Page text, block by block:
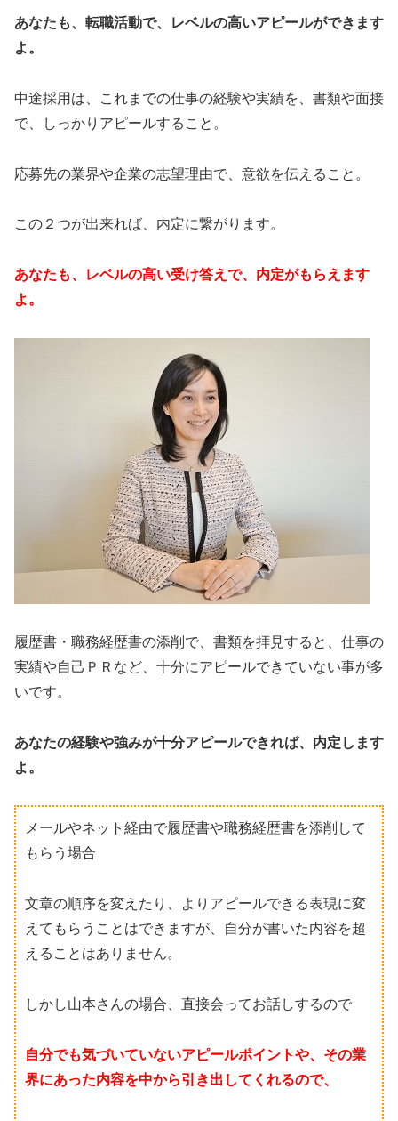
あなたも、転職活動で、レベルの高いアピールができます
よ。
中途採用は、これまでの仕事の経験や実績を、書類や面接
で、しっかりアピールすること。
応募先の業界や企業の志望理由で、意欲を伝えること。
この２つが出来れば、内定に繋がります。
あなたも、レベルの高い受け答えで、内定がもらえます
よ。
履歴書・職務経歴書の添削で、書類を拝見すると、仕事の
実績や自己ＰＲなど、十分にアピールできていない事が多
いです。
あなたの経験や強みが十分アピールできれば、内定します
よ。
メールやネット経由で履歴書や職務経歴書を添削して
もらう場合
文章の順序を変えたり、よりアピールできる表現に変
えてもらうことはできますが、自分が書いた内容を超
えることはありません。
しかし山本さんの場合、直接会ってお話しするので
自分でも気づいていないアピールポイントや、その業
界にあった内容を中から引き出してくれるので、